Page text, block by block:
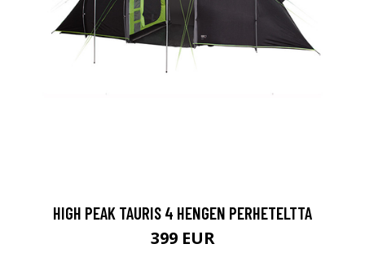
HIGH PEAK TAURIS 4 HENGEN PERHETELTTA
399 EUR